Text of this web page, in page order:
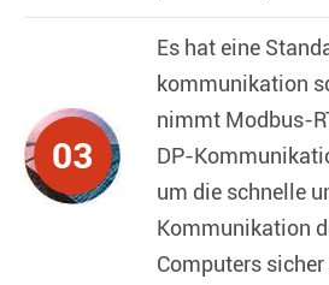
03
Es hat eine
kommunikation
nimmt Modbus-
DP-
um die schnelle
Kommunikation
Computers